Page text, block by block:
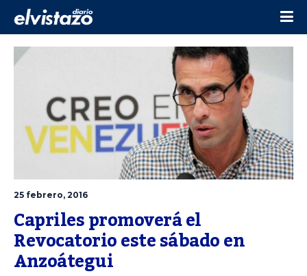
25 febrero, 2016
Capriles promoverá el
Revocatorio este sábado en
Anzoátegui